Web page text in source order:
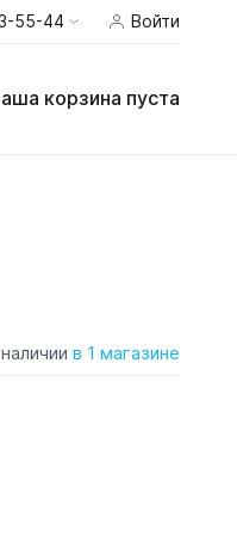
55-44 Войти
корзина пуста
в 1 магазине